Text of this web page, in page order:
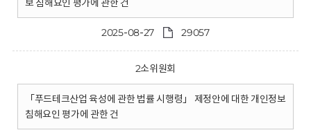
보 침해요인 평가에 관한 건
2025-08-27 29057
2소위원회
「푸드테크산업 육성에 관한 법률 시행령」 제정안에 대한 개인정보
침해요인 평가에 관한 건